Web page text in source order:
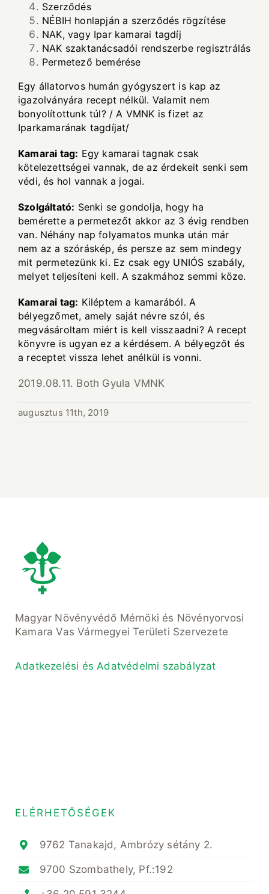
Szerződés
NÉBIH honlapján a szerződés rögzítése
NAK, vagy Ipar kamarai tagdíj
NAK szaktanácsadói rendszerbe regisztrálás
Permetező bemérése
Egy állatorvos humán gyógyszert is kap az
igazolványára recept nélkül. Valamit nem
bonyolítottunk túl? / A VMNK is fizet az
Iparkamarának tagdíjat/
Kamarai tag: Egy kamarai tagnak csak
kötelezettségei vannak, de az érdekeit senki sem
védi, és hol vannak a jogai.
Szolgáltató: Senki se gondolja, hogy ha
bemérette a permetezőt akkor az 3 évig rendben
van. Néhány nap folyamatos munka után már
nem az a szóráskép, és persze az sem mindegy
mit permetezünk ki. Ez csak egy UNIÓS szabály,
melyet teljesíteni kell. A szakmához semmi köze.
Kamarai tag: Kiléptem a kamarából. A
bélyegzőmet, amely saját névre szól, és
megvásároltam miért is kell visszaadni? A recept
könyvre is ugyan ez a kérdésem. A bélyegzőt és
a receptet vissza lehet anélkül is vonni.
2019.08.11. Both Gyula VMNK
augusztus 11th, 2019
Magyar Növényvédő Mérnöki és Növényorvosi
Kamara Vas Vármegyei Területi Szervezete
Adatkezelési és Adatvédelmi szabályzat
ELÉRHETŐSÉGEK
9762 Tanakajd, Ambrózy sétány 2.
9700 Szombathely, Pf.:192